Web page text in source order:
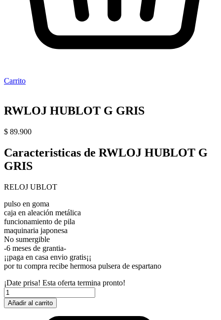
Carrito
RWLOJ HUBLOT G GRIS
$ 89.900
Caracteristicas de RWLOJ HUBLOT G
GRIS
RELOJ UBLOT
pulso en goma
caja en aleación metálica
funcionamiento de pila
maquinaria japonesa
No sumergible
-6 meses de grantia-
¡¡paga en casa envio gratis¡¡
por tu compra recibe hermosa pulsera de espartano
¡Date prisa! Esta oferta termina pronto!
RWLOJ
HUBLOT
G
Añadir al carrito